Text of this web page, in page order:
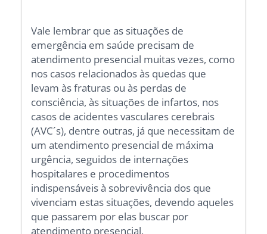
Vale lembrar que as situações de
emergência em saúde precisam de
atendimento presencial muitas vezes, como
nos casos relacionados às quedas que
levam às fraturas ou às perdas de
consciência, às situações de infartos, nos
casos de acidentes vasculares cerebrais
(AVC´s), dentre outras, já que necessitam de
um atendimento presencial de máxima
urgência, seguidos de internações
hospitalares e procedimentos
indispensáveis à sobrevivência dos que
vivenciam estas situações, devendo aqueles
que passarem por elas buscar por
atendimento presencial,